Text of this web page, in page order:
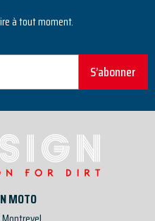
à tout moment.
S’abonner
MOTO